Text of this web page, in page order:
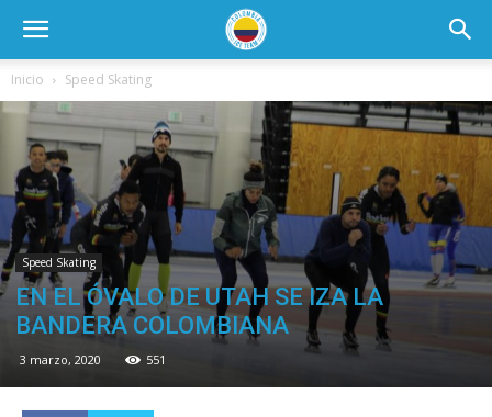
Inicio Speed Skating
Speed Skating
EN EL ÓVALO DE UTAH SE IZA LA
BANDERA COLOMBIANA
3 marzo, 2020 551